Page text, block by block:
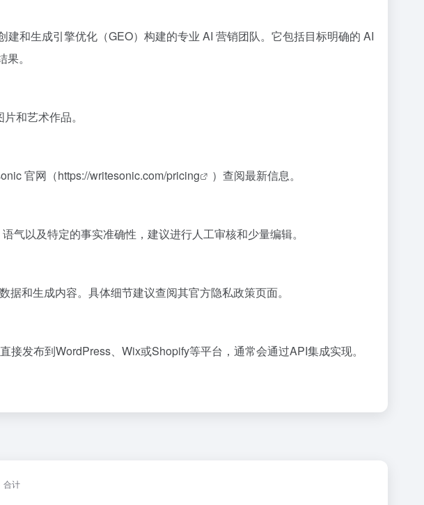
和生成引擎优化（GEO）构建的专业 AI 营销团队。它包括目标明确的 AI
。
和艺术作品。
官网（https://writesonic.com/pricing ）查阅最新信息。
气以及特定的事实准确性，建议进行人工审核和少量编辑。
和生成内容。具体细节建议查阅其官方隐私政策页面。
发布到WordPress、Wix或Shopify等平台，通常会通过API集成实现。